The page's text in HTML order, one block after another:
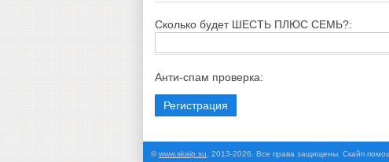
Cкoлькo будeт ШECTЬ ПЛЮC CEMЬ?:
Анти-спам проверка:
©www.skaip.su , 2013-2026. Все права защищены. Скайп